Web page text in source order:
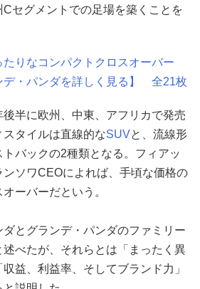
セグメントでの足場を築くことを
たりなコンパクトクロスオーバー
デ・パンダを詳しく見る】 全21枚
半に欧州、中東、アフリカで発売
タイルは直線的なSUVと、流線形
バックの2種類となる。フィアッ
ンソワCEOによれば、手頃な価格の
ーバーだという。
とグランデ・パンダのファミリー
べたが、それらとは「まったく異
益、利益率、そしてブランド力」